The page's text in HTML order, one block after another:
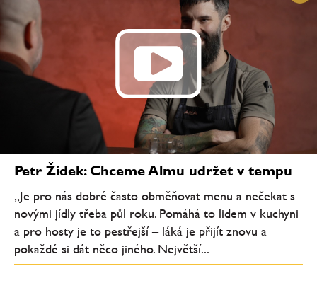
Petr Židek: Chceme Almu udržet v tempu
„Je pro nás dobré často obměňovat menu a nečekat s
novými jídly třeba půl roku. Pomáhá to lidem v kuchyni
a pro hosty je to pestřejší – láká je přijít znovu a
pokaždé si dát něco jiného. Největší...